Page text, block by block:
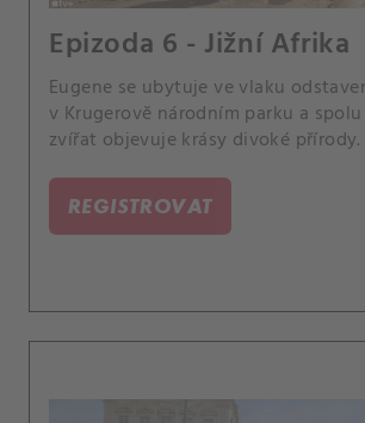
Epizoda 6 - Jižní Afrika
Eugene se ubytuje ve vlaku
v Krugerově národním parku a
zvířat objevuje krásy divoké přírody.
REGISTROVAT